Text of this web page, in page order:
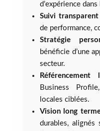
d’expérience
Suivi transparent
de performance,
Stratégie
bénéficie d’une
secteur.
Business
locales ciblées.
Vision long
durables, alignés